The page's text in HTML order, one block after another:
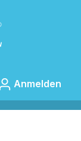
Anmelden